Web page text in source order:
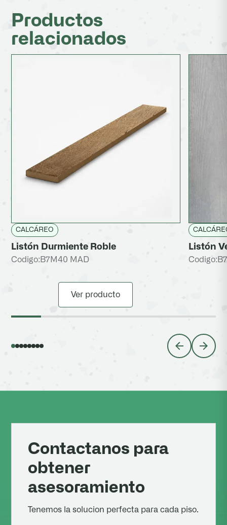
Productos
relacionados
CALCÁREO
Listón Durmiente Roble
Codigo: B7M40 MAD
Ver producto
Listón
Codigo:
Contactanos para
obtener
asesoramiento
Tenemos la solucion perfecta para cada piso.